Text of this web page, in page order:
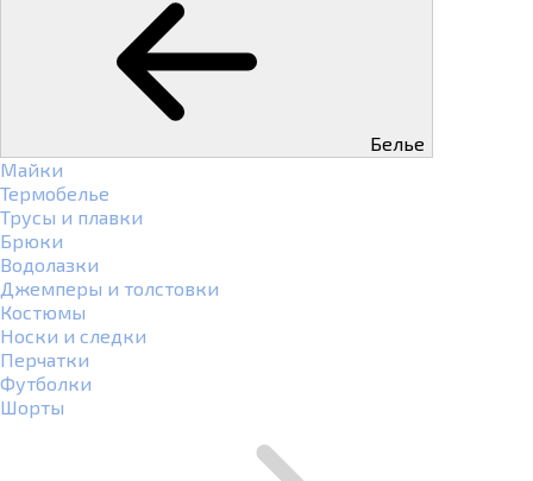
Белье
Майки
Термобелье
Трусы и плавки
Брюки
Водолазки
Джемперы и толстовки
Костюмы
Носки и следки
Перчатки
Футболки
Шорты